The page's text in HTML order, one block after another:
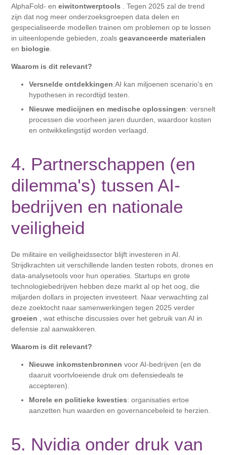
AlphaFold- eneiwitontwerptools . Tegen 2025 zal de trend
zijn dat nog meer onderzoeksgroepen data delen en
gespecialiseerde modellen trainen om problemen op te lossen
in uiteenlopende gebieden, zoalsgeavanceerde materialen
en biologie
Waarom is dit relevant?
Versnelde ontdekkingen:AI kan miljoenen scenario's en
hypothesen in recordtijd testen.
Nieuwe medicijnen en medische oplossingen: versnelt
processen die voorheen jaren duurden, waardoor kosten
en ontwikkelingstijd worden verlaagd.
4. Partnerschappen (en
dilemma's) tussen AI-
bedrijven en nationale
veiligheid
De militaire en veiligheidssector blijft investeren in AI.
Strijdkrachten uit verschillende landen testen robots, drones en
data-analysetools voor hun operaties. Startups en grote
technologiebedrijven hebben deze markt al op het oog, die
miljarden dollars in projecten investeert. Naar verwachting zal
deze zoektocht naar samenwerkingen tegen 2025 verder
groeien , wat ethische discussies over het gebruik van AI in
defensie zal aanwakkeren.
Waarom is dit relevant?
Nieuwe inkomstenbronnen voor AI-bedrijven (en de
daaruit voortvloeiende druk om defensiedeals te
accepteren).
Morele en politieke kwesties: organisaties ertoe
aanzetten hun waarden en governancebeleid te herzien.
5. Nvidia onder druk van